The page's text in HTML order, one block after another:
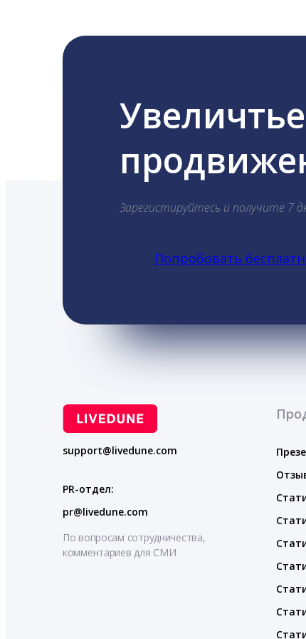
Зарегистируйтесь и получите 7
Попробовать
support@livedune.com
PR-отдел:
pr@livedune.com
По вопросам сотрудничества,
комментариев для СМИ